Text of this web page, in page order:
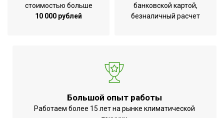
Макс. потребляемая
мощность, Вт
130
Вариант размещения
Напольное
стоимостью больше
10 000 рублей
банковской картой,
безналичный расчет
Большой опыт работы
Работаем более 15 лет на рынке климатической